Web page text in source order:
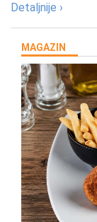
Detaljnije ›
MAGAZIN